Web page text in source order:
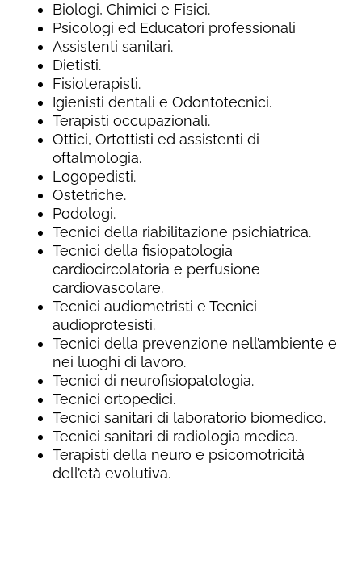
Biologi, Chimici e Fisici.
Psicologi ed Educatori professionali
Assistenti sanitari.
Dietisti.
Fisioterapisti.
Igienisti dentali e Odontotecnici.
Terapisti occupazionali.
Ottici, Ortottisti ed assistenti di
oftalmologia.
Logopedisti.
Ostetriche.
Podologi.
Tecnici della riabilitazione psichiatrica.
Tecnici della fisiopatologia
cardiocircolatoria e perfusione
cardiovascolare.
Tecnici audiometristi e Tecnici
audioprotesisti.
Tecnici della prevenzione nell’ambiente e
nei luoghi di lavoro.
Tecnici di neurofisiopatologia.
Tecnici ortopedici.
Tecnici sanitari di laboratorio biomedico.
Tecnici sanitari di radiologia medica.
Terapisti della neuro e psicomotricità
dell’età evolutiva.